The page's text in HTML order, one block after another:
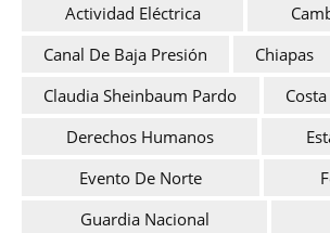
Actividad Eléctrica
Canal De Baja Presión
Chiapas
Claudia Sheinbaum Pardo
Costa
Derechos Humanos
Evento De Norte
Guardia Nacional